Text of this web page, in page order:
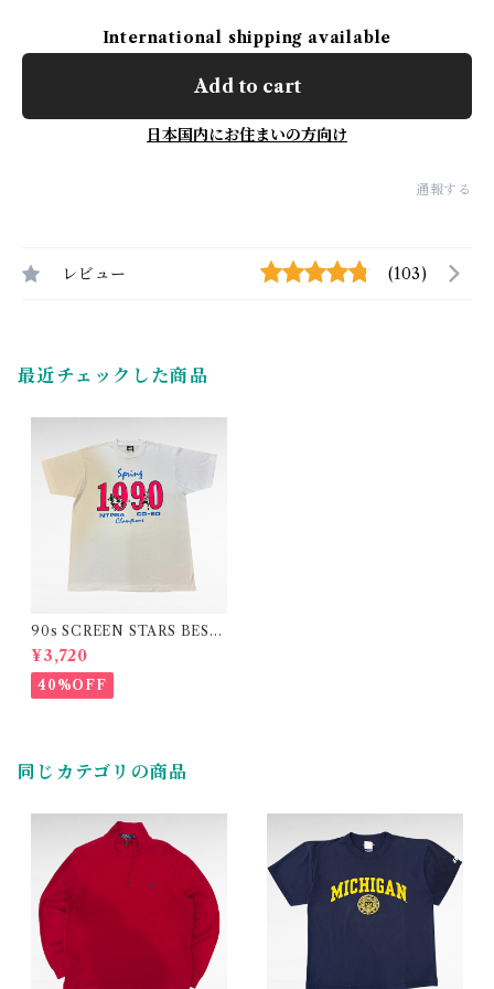
International shipping available
Add to cart
日本国内にお住まいの方向け
通報する
レビュー (103)
最近チェックした商品
90s SCREEN STARS BEST
print t-shirt (made in USA)
¥3,720
40%OFF
同じカテゴリの商品